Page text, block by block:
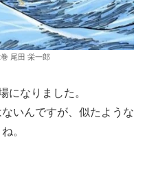
尾田 栄一郎
になりました。
いんですが、似たような
。